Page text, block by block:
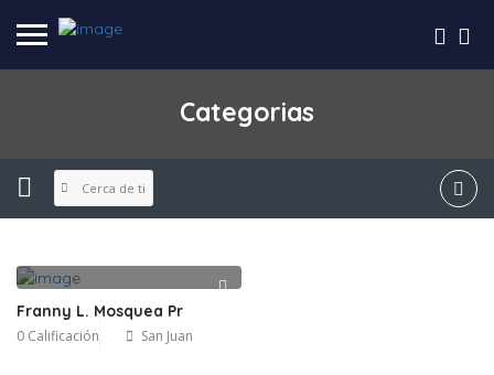
Categorias
Cerca de ti
Franny L. Mosquea Pr
0 Calificación San Juan